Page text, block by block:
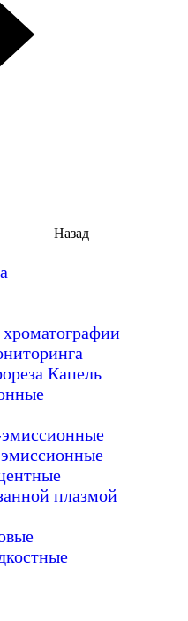
Назад
Капель
плазмой